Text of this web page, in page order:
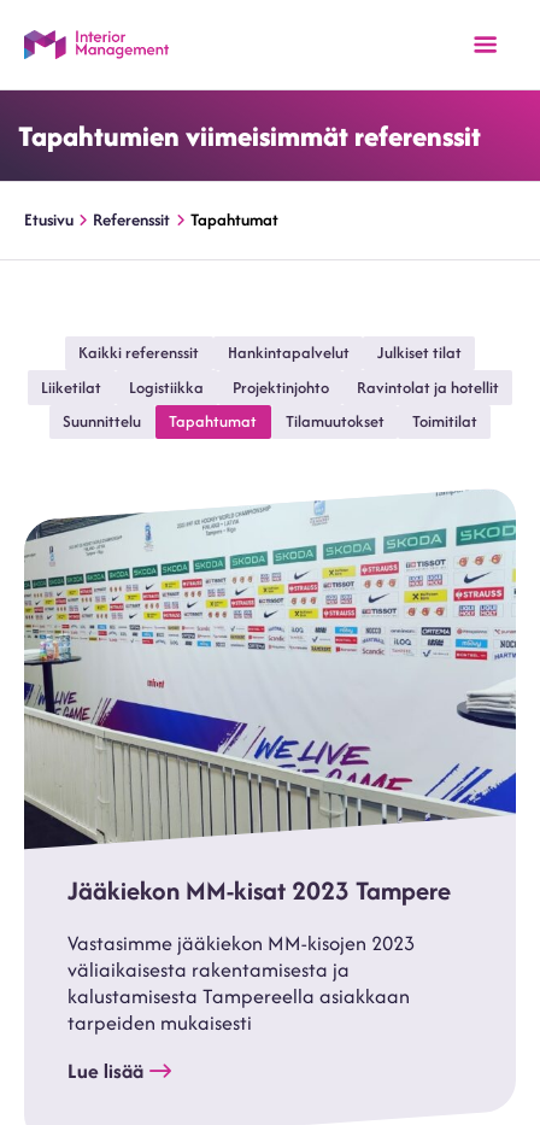
Tapahtumien viimeisimmät referenssit
Etusivu Referenssit Tapahtumat
Kaikki referenssit Hankintapalvelut
Julkiset tilat
Liiketilat
Logistiikka Projektinjohto
Ravintolat ja hotellit
Suunnittelu
Tapahtumat Tilamuutokset Toimitilat
Jääkiekon MM-kisat 2023 Tampere
Vastasimme jääkiekon MM-kisojen 2023
väliaikaisesta rakentamisesta ja
kalustamisesta Tampereella asiakkaan
tarpeiden mukaisesti
Lue lisää